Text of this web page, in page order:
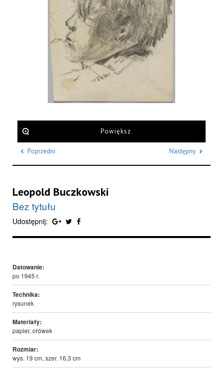
Powiększ
Poprzedni Następny
Leopold Buczkowski
Bez tytułu
Udostępnij:
Datowanie:
po 1945 r.
Technika:
rysunek
Materiały:
papier, ołówek
Rozmiar:
wys. 19 cm, szer. 16,3 cm